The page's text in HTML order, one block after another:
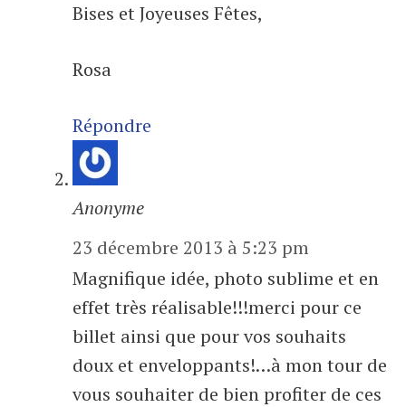
Bises et Joyeuses Fêtes,
Rosa
Répondre
Anonyme
23 décembre 2013 à 5:23 pm
Magnifique idée, photo sublime et en
effet très réalisable!!!merci pour ce
billet ainsi que pour vos souhaits
doux et enveloppants!…à mon tour de
vous souhaiter de bien profiter de ces